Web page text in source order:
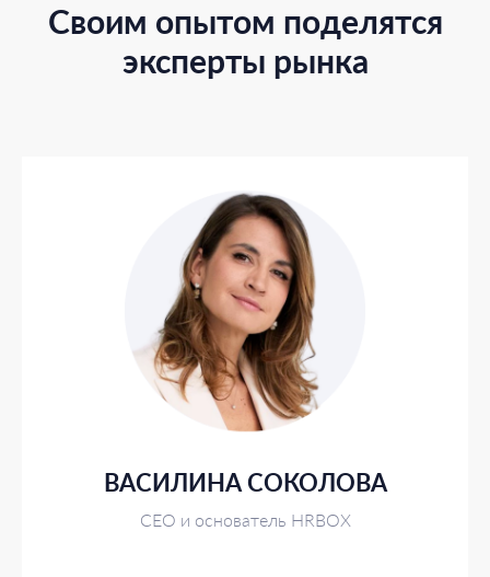
Своим опытом поделятся
эксперты рынка
ВАСИЛИНА СОКОЛОВА
СЕО и основатель HRBOX